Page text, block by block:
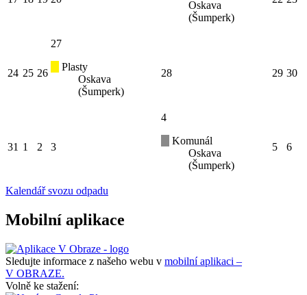
Oskava
(Šumperk)
24 25 26
27
Plasty
Oskava
(Šumperk)
28 29 30
31 1 2 3
4
Komunál
Oskava
(Šumperk)
5 6
Kalendář svozu odpadu
Mobilní aplikace
Sledujte informace z našeho webu v mobilní aplikaci –
V OBRAZE.
Volně ke stažení: